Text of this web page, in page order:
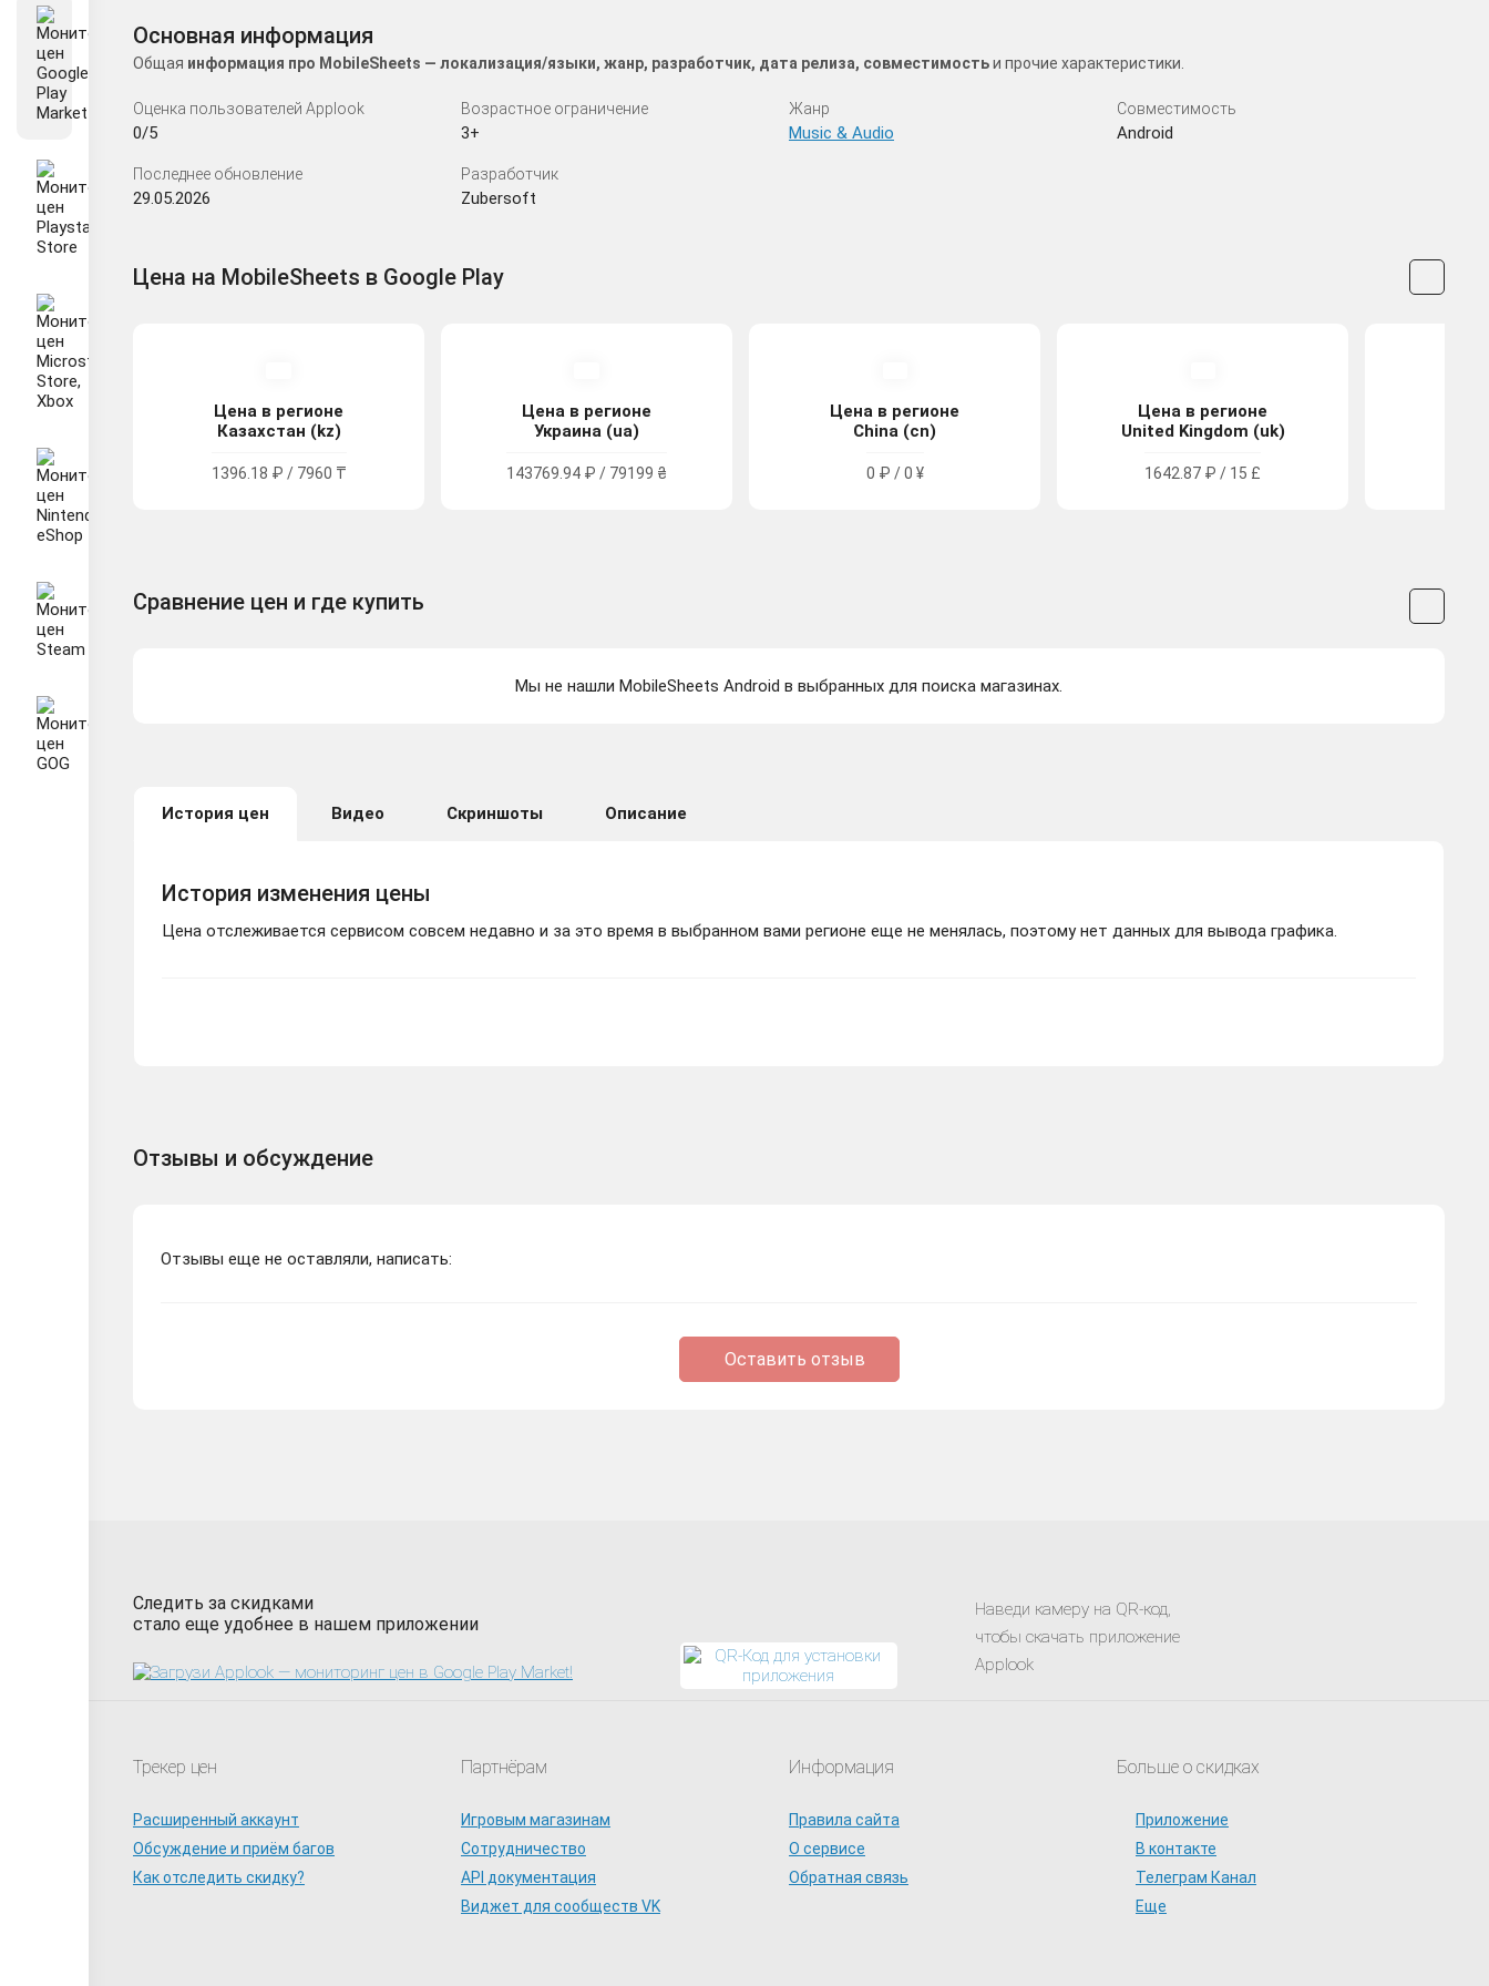
Основная информация
Общая информация про MobileSheets — локализация/языки, жанр, разработчик, дата релиза, совместимостьи прочие характеристики.
Оценка пользователей Applook
0/5
Возрастное ограничение
3+
Жанр
Music & Audio
Совместимость
Android
Последнее обновление
29.05.2026
Разработчик
Zubersoft
Цена на MobileSheets в Google Play
Цена в регионе
Казахстан (kz)
1396.18 ₽ / 7960 ₸
Цена в регионе
Украина (ua)
143769.94 ₽ / 79199 ₴
Цена в регионе
China (cn)
0 ₽ / 0 ¥
Цена в регионе
United Kingdom (uk)
1642.87 ₽ / 15 £
Сравнение цен и где купить
Мы не нашли MobileSheets Android в выбранных для поиска магазинах.
История цен Видео Скриншоты Описание
История изменения цены
Цена отслеживается сервисом совсем недавно и за это время в выбранном вами регионе еще не менялась, поэтому нет данных для вывода графика.
Отзывы и обсуждение
Отзывы еще не оставляли, написать:
Оставить отзыв
Следить за скидками
стало еще удобнее в нашем приложении
Наведи камеру на QR-код,
чтобы скачать приложение
Applook
Трекер цен
Расширенный аккаунт
Обсуждение и приём багов
Как отследить скидку?
Партнёрам
Игровым магазинам
Сотрудничество
API документация
Виджет для сообществ VK
Информация
Правила сайта
О сервисе
Обратная связь
Больше о скидках
Приложение
В контакте
Телеграм Канал
Еще